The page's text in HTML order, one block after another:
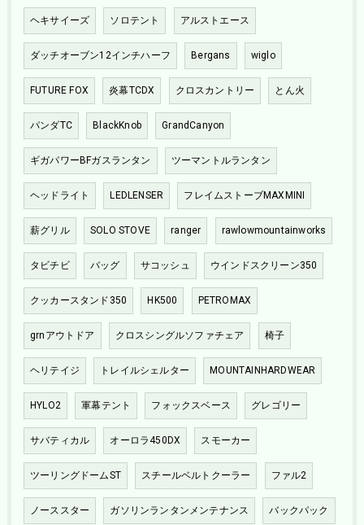
ヘキサイーズ ソロテント アルストエース
ダッチオーブン12インチハーフ Bergans wiglo
FUTURE FOX 炎幕TCDX クロスカントリー とん火
パンダTC BlackKnob GrandCanyon
ギガパワーBFガスランタン ツーマントルランタン
ヘッドライト LEDLENSER フレイムストーブMAXMINI
薪グリル SOLO STOVE ranger rawlowmountainworks
タビチビ バッグ サコッシュ ウインドスクリーン350
クッカースタンド350 HK500 PETROMAX
grnアウトドア クロスシングルソファチェア 椅子
ヘリテイジ トレイルシェルター MOUNTAINHARDWEAR
HYLO2 軍幕テント フォックスベース グレゴリー
サバティカル オーロラ450DX スモーカー
ツーリングドームST スチールベルトクーラー ファル2
ノーススター ガソリンランタンメンテナンス バックパック